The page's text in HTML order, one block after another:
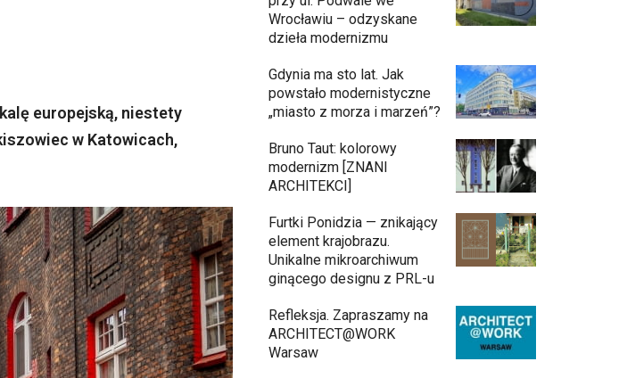
europejską, niestety
w Katowicach,
Wrocławiu – odzyskane
dzieła modernizmu
Gdynia ma sto lat. Jak
powstało modernistyczne
„miasto z morza i marzeń”?
Bruno Taut: kolorowy
modernizm [ZNANI
ARCHITEKCI]
Furtki Ponidzia — znikający
element krajobrazu.
Unikalne mikroarchiwum
ginącego designu z PRL-u
Refleksja. Zapraszamy na
ARCHITECT@WORK
Warsaw